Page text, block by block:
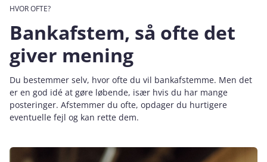
HVOR OFTE?
Bankafstem, så ofte det
giver mening
Du bestemmer selv, hvor ofte du vil bankafstemme. Men det
er en god idé at gøre løbende, især hvis du har mange
posteringer. Afstemmer du ofte, opdager du hurtigere
eventuelle fejl og kan rette dem.